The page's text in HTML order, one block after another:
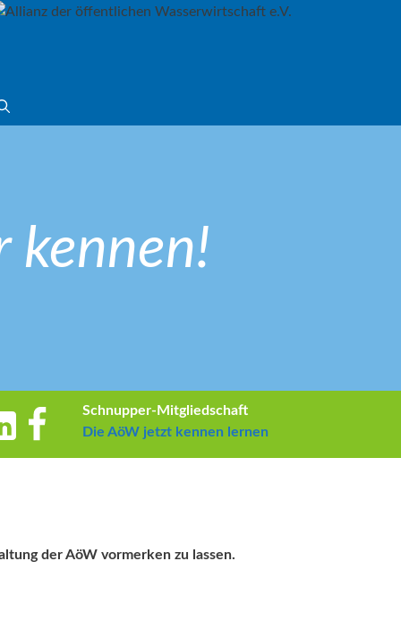
kennen!
Schnupper-Mitgliedschaft
Die AöW jetzt kennen lernen
der AöW vormerken zu lassen.